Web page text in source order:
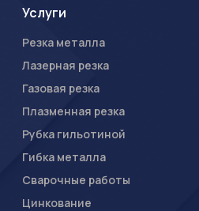
Услуги
Резка металла
Лазерная резка
Газовая резка
Плазменная резка
Рубка гильотиной
Гибка металла
Сварочные работы
Цинкование